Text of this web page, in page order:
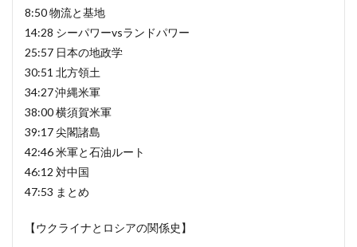
8:50 物流と基地
14:28 シーパワーvsランドパワー
25:57 日本の地政学
30:51 北方領土
34:27 沖縄米軍
38:00 横須賀米軍
39:17 尖閣諸島
42:46 米軍と石油ルート
46:12 対中国
47:53 まとめ
【ウクライナとロシアの関係史】